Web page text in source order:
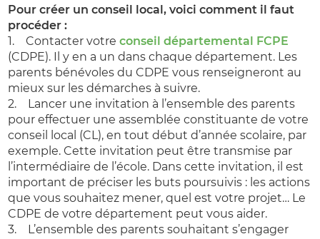
Pour créer un conseil local, voici comment il faut
procéder :
1. Contacter votreconseil départemental FCPE
(CDPE). Il y en a un dans chaque département. Les
parents bénévoles du CDPE vous renseigneront au
mieux sur les démarches à suivre.
2. Lancer une invitation à l’ensemble des parents
pour effectuer une assemblée constituante de votre
conseil local (CL), en tout début d’année scolaire, par
exemple. Cette invitation peut être transmise par
l’intermédiaire de l’école. Dans cette invitation, il est
important de préciser les buts poursuivis : les actions
que vous souhaitez mener, quel est votre projet… Le
CDPE de votre département peut vous aider.
3. L’ensemble des parents souhaitant s’engager